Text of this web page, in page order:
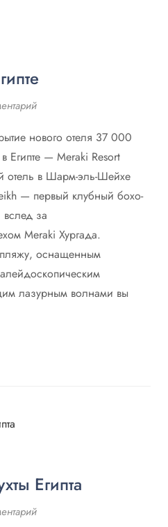
нового отеля 37 000
Египте — Meraki Resort
отель в Шарм-эль-Шейхе
— первый клубный бохо-
за
Meraki Хургада.
оснащенным
лазурным волнами вы
Египта